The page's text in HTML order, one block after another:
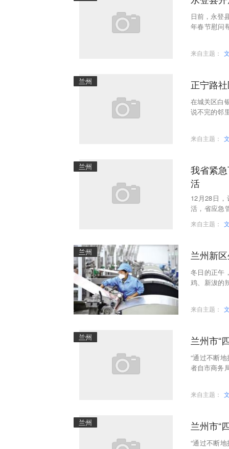
日前，永登
年春节慰问
来自主题：
兰州 正宁路
在城关区白
说不完的邻
来自主题：
兰州
我省紧
活
12月28日
活，省应急
来自主题：
兰州 兰州新
冬日的正午
鸡、新沷的
来自主题：
兰州 兰州市“
“通过不断
者自市商务
来自主题：
兰州 兰州市“
“通过不断